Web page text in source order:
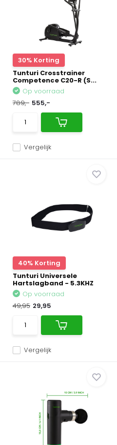
30% Korting
Tunturi Crosstrainer
Competence C20-R (S...
Vergelijk
Op voorraad
789,- 555,-
40% Korting
Tunturi Universele
Hartslagband - 5.3KHZ
Vergelijk
Op voorraad
49,95 29,95